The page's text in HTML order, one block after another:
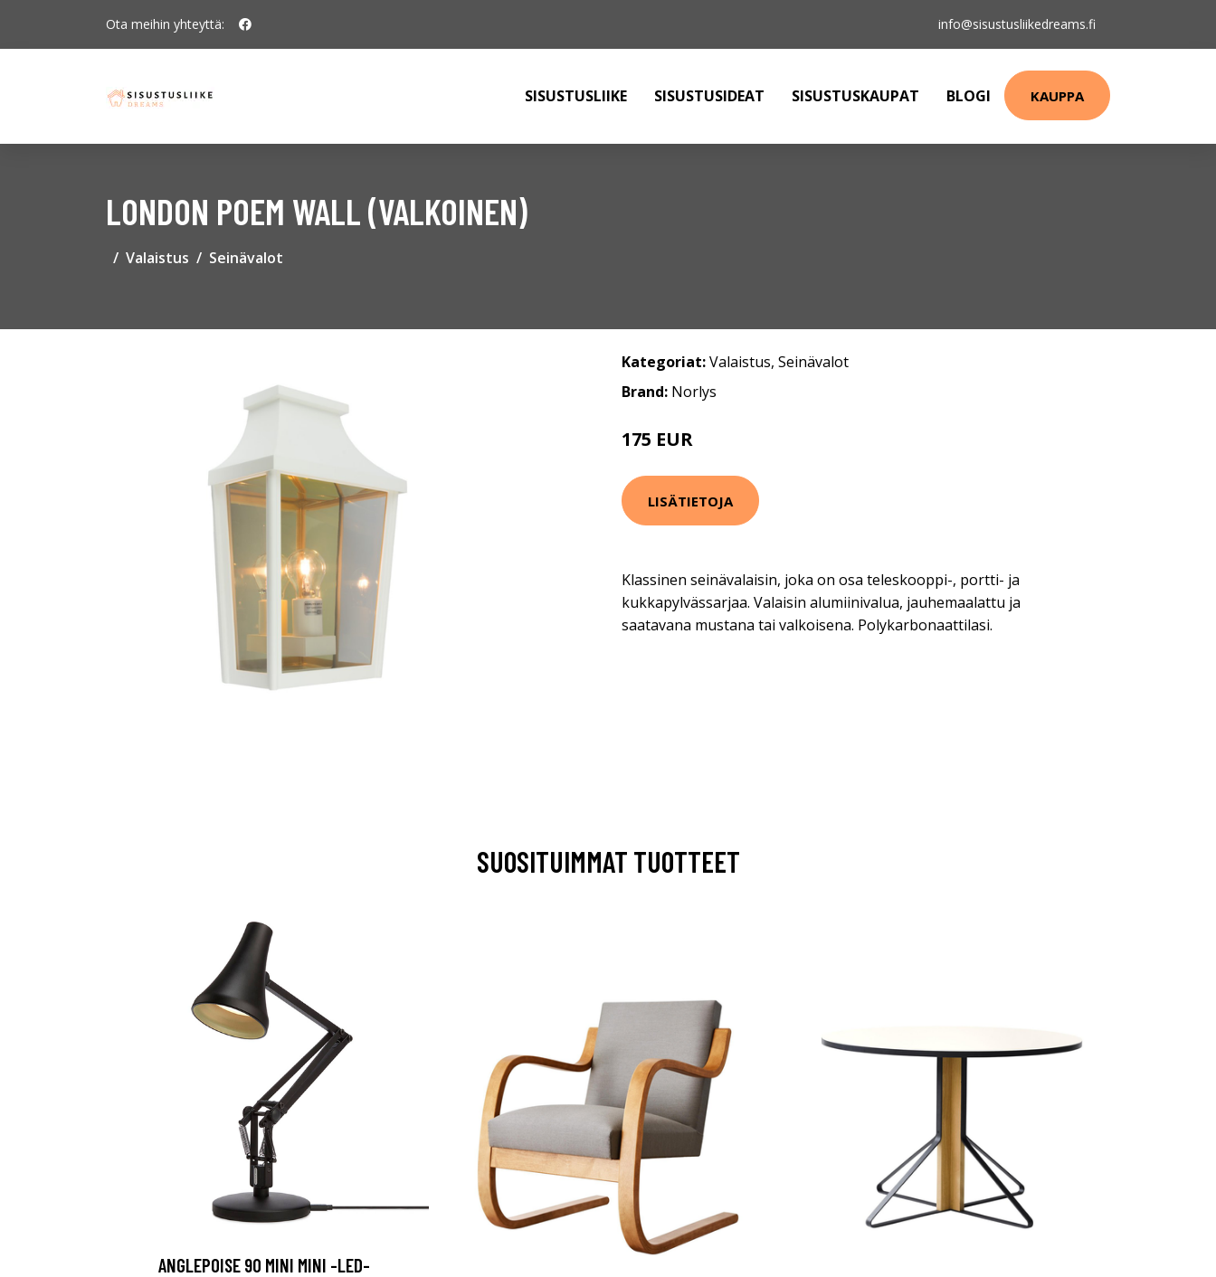
Ota meihin yhteyttä: info@sisustusliikedreams.fi
SISUSTUSLIIKE SISUSTUSIDEAT SISUSTUSKAUPAT BLOGI KAUPPA
LONDON POEM WALL (VALKOINEN)
Valaistus Seinävalot
Kategoriat:Valaistus, Seinävalot
Brand: Norlys
175 EUR
LISÄTIETOJA
Klassinen seinävalaisin, joka on osa teleskooppi-, portti- ja
kukkapylvässarjaa. Valaisin alumiinivalua, jauhemaalattu ja
saatavana mustana tai valkoisena. Polykarbonaattilasi.
SUOSITUIMMAT TUOTTEET
ANGLEPOISE 90 MINI MINI -LED-